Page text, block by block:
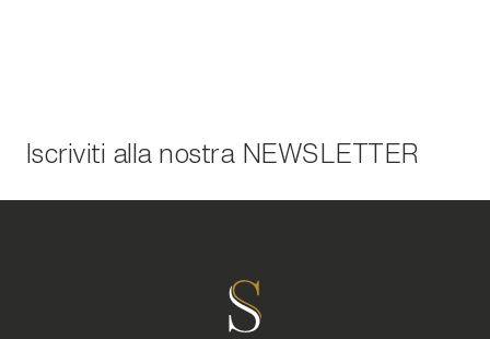
Iscriviti alla nostra NEWSLETTER